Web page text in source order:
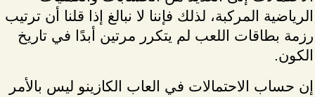
الرياضية المركبة، لذلك فإننا لا نبالغ إذا قلنا أن ترتيب
رزمة بطاقات اللعب لم يتكرر مرتين أبدًا في تاريخ
الكون.
إن حساب الاحتمالات في العاب الكازينو ليس بالأمر